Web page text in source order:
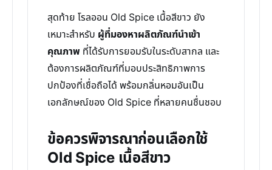
สุดท้าย โรลออน Old Spice เนื้อสีขาว ยัง
เหมาะสำหรับ ผู้ที่มองหาผลิตภัณฑ์นำเข้า
คุณภาพ ที่ได้รับการยอมรับในระดับสากล และ
ต้องการผลิตภัณฑ์ที่มอบประสิทธิภาพการ
ปกป้องที่เชื่อถือได้ พร้อมกลิ่นหอมอันเป็น
เอกลักษณ์ของ Old Spice ที่หลายคนชื่นชอบ
ข้อควรพิจารณาก่อนเลือกใช้
Old Spice เนื้อสีขาว